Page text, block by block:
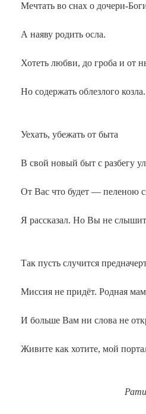
Мечтать во снах о дочери-
А наяву родить осла.
Хотеть любви, до гроба и от
Но содержать облезлого козла.
Уехать, убежать от быта
В свой новый быт с разбегу
От Вас что будет — пеленою
Я рассказал. Но Вы не
Так пусть случится
Миссия не придёт. Родная
И больше Вам ни слова не
Живите как хотите, мой